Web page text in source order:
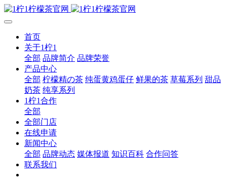
首页
关于1柠1
全部 品牌简介 品牌荣誉
产品中心
全部 柠檬精の茶 纯蛋黄鸡蛋仔 鲜果的茶 草莓系列 甜品
奶茶 纯享系列
1柠1合作
全部
全部门店
在线申请
新闻中心
全部 品牌动态 媒体报道 知识百科 合作问答
联系我们